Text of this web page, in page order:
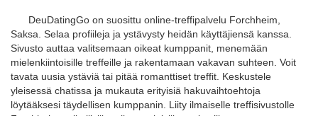
DeuDatingGo on suosittu online-treffipalvelu Forchheim,
Saksa. Selaa profiileja ja ystävysty heidän käyttäjiensä kanssa.
Sivusto auttaa valitsemaan oikeat kumppanit, menemään
mielenkiintoisille treffeille ja rakentamaan vakavan suhteen. Voit
tavata uusia ystäviä tai pitää romanttiset treffit. Keskustele
yleisessä chatissa ja mukauta erityisiä hakuvaihtoehtoja
löytääksesi täydellisen kumppanin. Liity ilmaiselle treffisivustolle